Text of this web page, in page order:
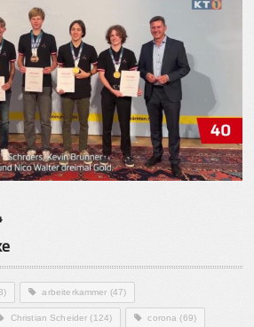
arbeiterkammer (47)
Christian Scheider (124) corona (69)